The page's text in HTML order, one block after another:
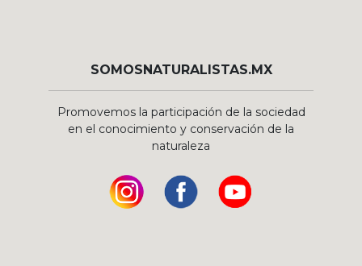
SOMOSNATURALISTAS.MX
Promovemos la participación de la sociedad
en el conocimiento y conservación de la
naturaleza